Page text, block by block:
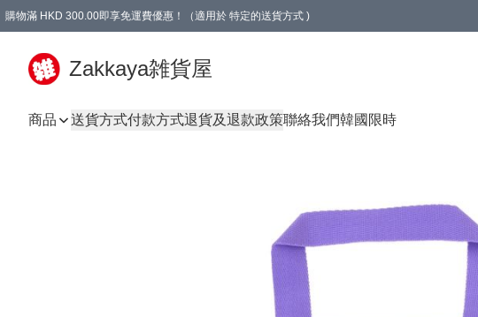
購物滿 HKD 300.00即享免運費優惠！（適用於 特定的送貨方式 )
Zakkaya雑貨屋
商品 送貨方式付款方式退貨及退款政策聯絡我們韓國限時